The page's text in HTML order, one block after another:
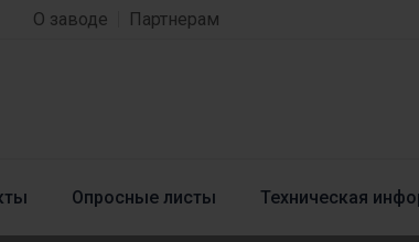
О заводе Партнерам
Опросные листы Техническая